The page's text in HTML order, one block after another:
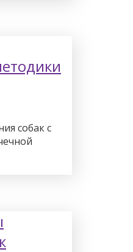
собак с